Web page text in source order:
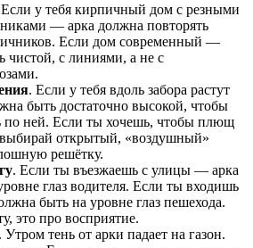
у тебя кирпичный дом с резными
— арка должна повторять
Если дом современный —
чистой, с линиями, а не с
. Если у тебя вдоль забора растут
быть достаточно высокой, чтобы
по ней. Если ты хочешь, чтобы плющ
открытый, «воздушный»
решётку.
. Если ты въезжаешь с улицы — арка
глаз водителя. Если ты входишь
быть на уровне глаз пешехода.
это про восприятие.
. Утром тень от арки падает на газон.